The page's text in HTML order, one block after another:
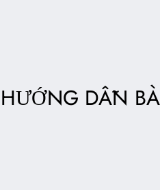
HƯỚNG DẪN